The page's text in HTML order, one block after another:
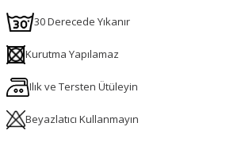
30 Derecede Yıkanır
Kurutma Yapılamaz
Ilık ve Tersten Ütüleyin
Beyazlatıcı Kullanmayın